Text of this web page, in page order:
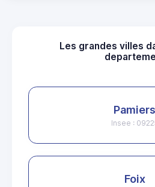
Les grandes villes
Pamiers
Insee :
Foix